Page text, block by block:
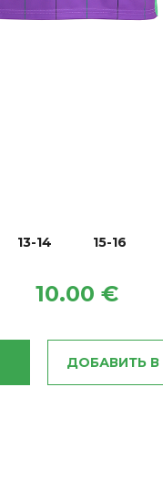
13-14 15-16
10.00 €
ДОБАВИТЬ